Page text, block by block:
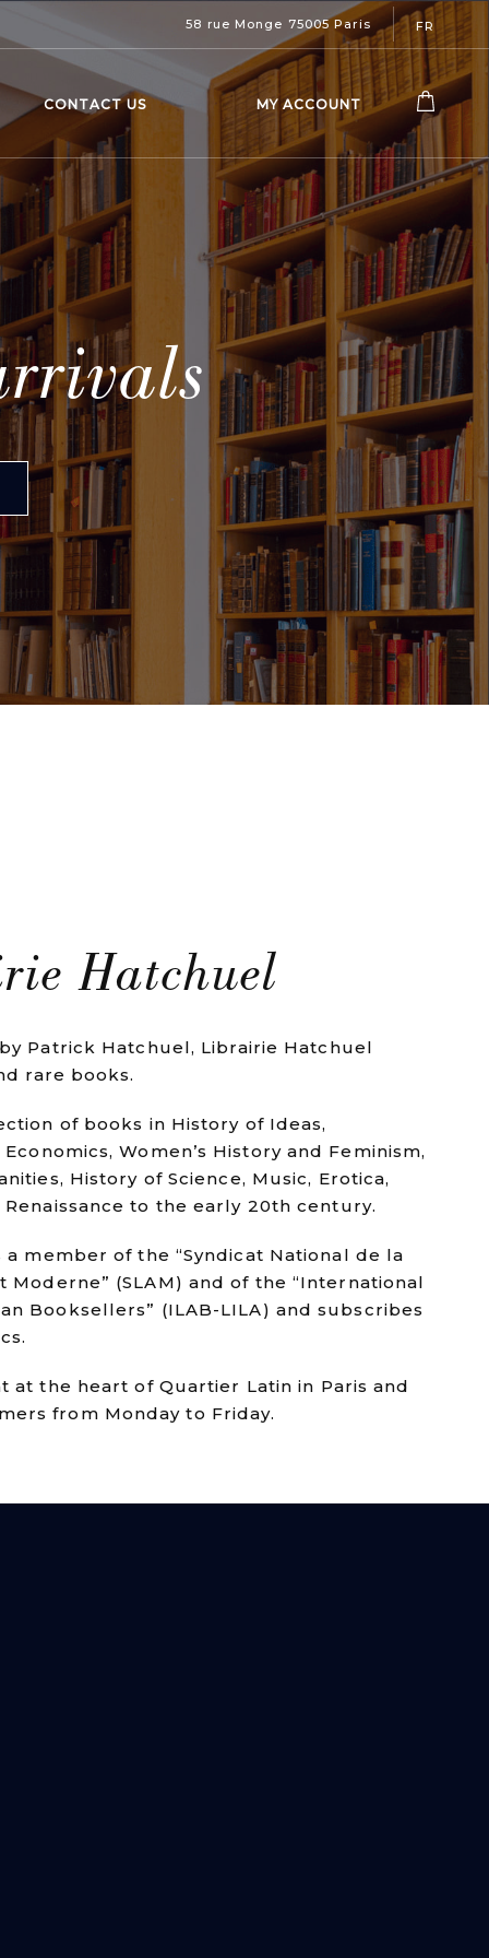
58 rue Monge 75005 Paris FR
CONTACT US MY ACCOUNT
Hatchuel
Patrick Hatchuel, Librairie Hatchuel
rare books.
of books in History of Ideas,
Women’s History and Feminism,
History of Science, Music, Erotica,
to the early 20th century.
member of the “Syndicat National de la
Moderne” (SLAM) and of the “International
Booksellers” (ILAB-LILA) and subscribes
at the heart of Quartier Latin in Paris and
from Monday to Friday.